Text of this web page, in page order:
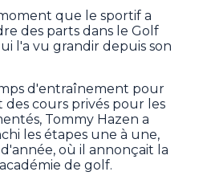
que le sportif a
des parts dans le Golf
l'a vu grandir depuis son
d'entraînement pour
des cours privés pour les
Tommy Hazen a
les étapes une à une,
où il annonçait la
de golf.